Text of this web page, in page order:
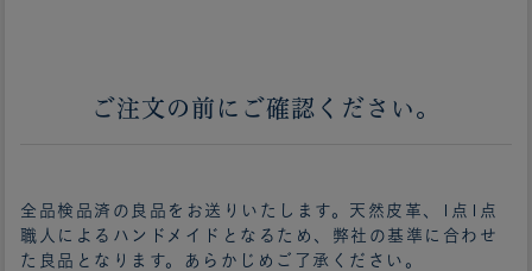
ご注文の前にご確認ください。
全品検品済の良品をお送りいたします。天然皮革、1点1点
職人によるハンドメイドとなるため、弊社の基準に合わせ
た良品となります。あらかじめご了承ください。